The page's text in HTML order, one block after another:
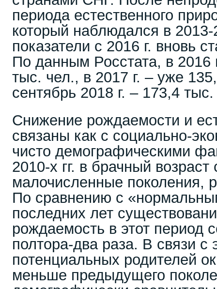
периода естественного
который наблюдался в 2013-
показатели с 2016 г. вновь
По данным Росстата, в 2016
тыс. чел., в 2017 г. – уже
сентябрь 2018 г. – 173,4 тыс.
Снижение рождаемости и
связаны как с социально-
чисто демографическими
2010-х гг. в брачный возраст
малочисленные поколения,
По сравнению с
последних лет
рождаемость в этот период
полтора-два раза. В связи с
потенциальных родителей
меньше предыдущего